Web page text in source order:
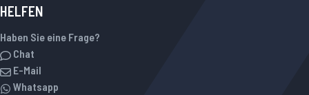
HELFEN
Haben Sie eine Frage?
Chat
E-Mail
Whatsapp